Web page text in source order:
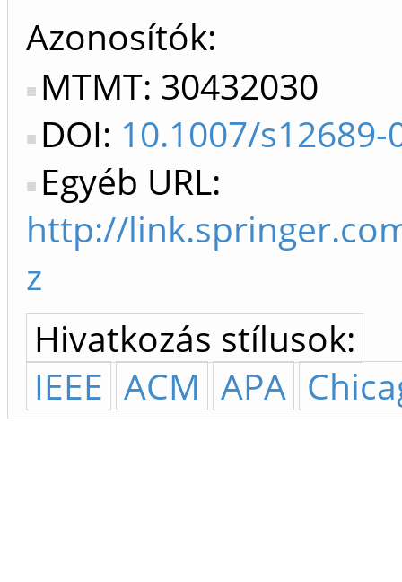
Azonosítók
MTMT: 30432030
DOI: 10.1007/s12689-
Egyéb URL:
http://
z
Hivatkozás stílusok:
IEEE ACM APA